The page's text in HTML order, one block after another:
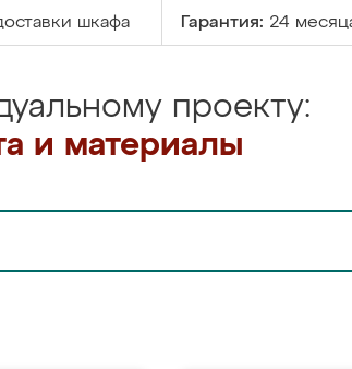
шкафа Гарантия: 24
проекту:
и материалы